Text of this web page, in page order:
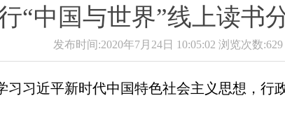
“中国与世界”线上读书
发布时间:2020年7月24日 10:05:02 浏览次数:629
习习近平新时代中国特色社会主义思想，行